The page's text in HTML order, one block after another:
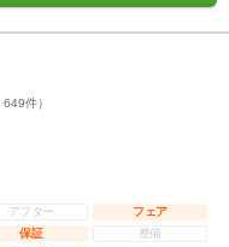
649件）
アフター
フェア
保証
整備